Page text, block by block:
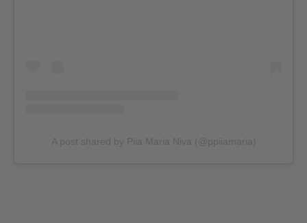
A post shared by Piia Maria Niva (@ppiiamaria)